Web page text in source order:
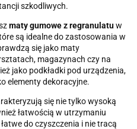
szkodliwych.
maty gumowe z regranulatuw
są idealne do zastosowania w
się jako maty
magazynach czy na
jako podkładki pod urządzenia,
elementy dekoracyjne.
się nie tylko wysoką
łatwością w utrzymaniu
do czyszczenia i nie tracą